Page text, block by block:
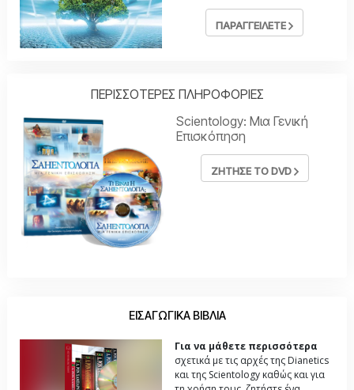
ΠΑΡΑΓΓΕΙΛΕΤΕ
ΠΕΡΙΣΣΟΤΕΡΕΣ ΠΛΗΡΟΦΟΡΙΕΣ
Scientology: Μια Γενική
Επισκόπηση
ΖΗΤΗΣΕ ΤΟ DVD
ΕΙΣΑΓΩΓΙΚΑ ΒΙΒΛΙΑ
Για να μάθετε περισσότερα
σχετικά με τις αρχές της Dianetics
και της Scientology καθώς και για